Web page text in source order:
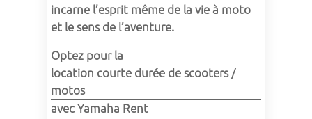
incarne l’esprit même de la vie à moto
et le sens de l’aventure.
Optez pour la
location courte durée de scooters /
motos
avec Yamaha Rent